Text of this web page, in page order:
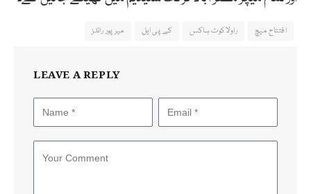
افتتاح میچ راولاکوٹ ہاکس کے پی ایل میرپور رائلز
LEAVE A REPLY